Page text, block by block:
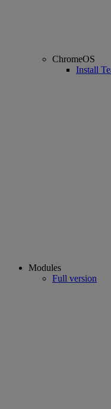
ChromeOS
Install
Modules
Full version